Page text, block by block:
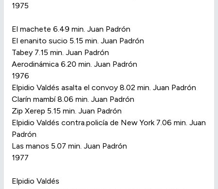
1975
El machete 6.49 min. Juan Padrón
El enanito sucio 5.15 min. Juan Padrón
Tabey 7.15 min. Juan Padrón
Aerodinámica 6.20 min. Juan Padrón
1976
Elpidio Valdés asalta el convoy 8.02 min. Juan Padrón
Clarín mambí 8.06 min. Juan Padrón
Zip Xerep 5.15 min. Juan Padrón
Elpidio Valdés contra.policía de New York 7.06 min. Juan
Padrón
Las manos 5.07 min. Juan Padrón
1977
Elpidio Valdés